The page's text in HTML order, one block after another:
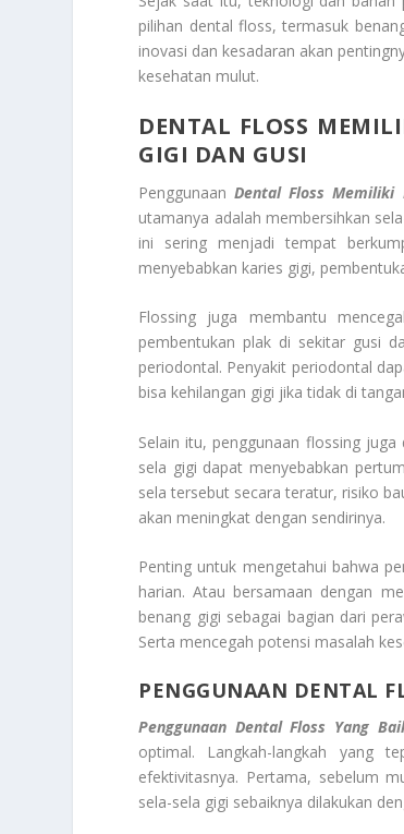
pilihan dental floss, termasuk
inovasi dan kesadaran akan
kesehatan mulut.
DENTAL FLOSS
GIGI DAN GUSI
PenggunaanDental Floss Memiliki
utamanya adalah membersihkan
ini sering menjadi tempat
menyebabkan karies gigi,
Flossing juga membantu
pembentukan plak di sekitar gusi
periodontal. Penyakit periodontal
bisa kehilangan gigi jika tidak di
Selain itu, penggunaan flossing
sela gigi dapat menyebabkan
sela tersebut secara teratur, risiko
akan meningkat dengan sendirinya.
Penting untuk mengetahui bahwa
harian. Atau bersamaan dengan
benang gigi sebagai bagian dari
Serta mencegah potensi masalah
PENGGUNAAN DENTAL
Penggunaan Dental Floss Yang
optimal. Langkah-langkah yang
efektivitasnya. Pertama, sebelum
sela-sela gigi sebaiknya dilakukan